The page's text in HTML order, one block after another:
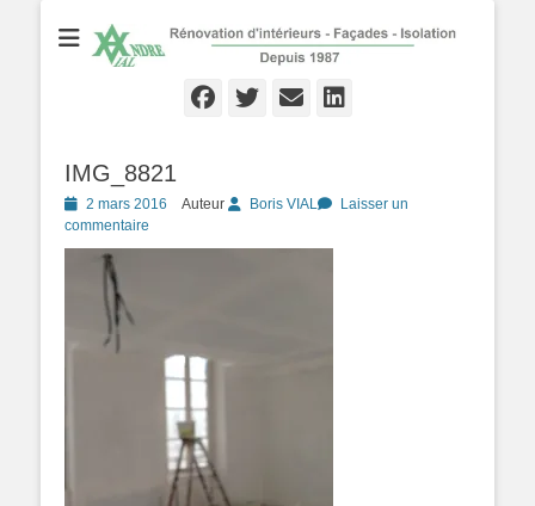
André VIAL
Rénovation d'Intérieurs - Façades - Isolation - Local depuis 1987
Facebook
Twitter
Email
IMG_8821
Posté
le
2 mars 2016 Auteur Boris VIAL
Laisser un
commentaire